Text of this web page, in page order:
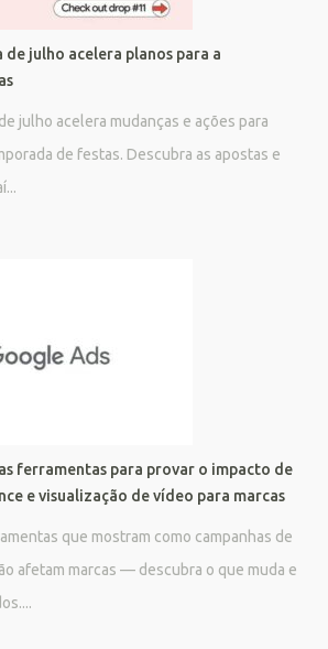
de julho acelera planos para a
julho acelera mudanças e ações para
de festas. Descubra as apostas e
ferramentas para provar o impacto de
e visualização de vídeo para marcas
que mostram como campanhas de
afetam marcas — descubra o que muda e